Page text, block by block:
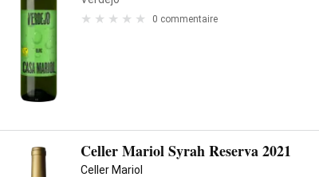
0 commentaire
Celler Mariol Syrah Reserva 2021
Celler Mariol